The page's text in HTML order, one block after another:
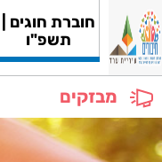
חוברת חוגים |
תשפ"ו
מבזקים